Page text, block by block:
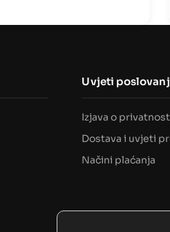
Uvjeti
Izjava o
Dostava i uvjeti
Načini plaćanja